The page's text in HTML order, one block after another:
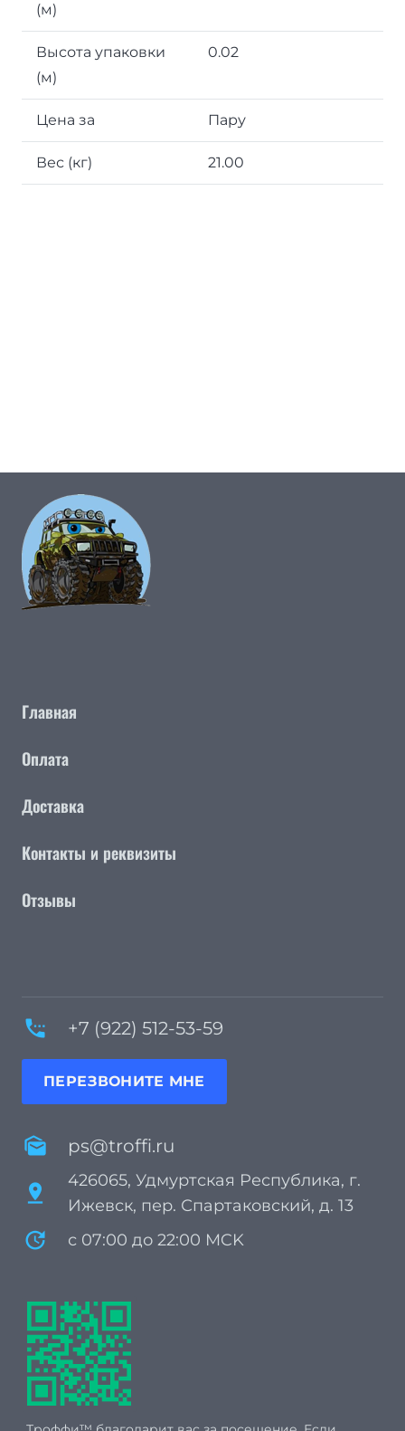
(м)
Высота упаковки
(м)
0.02
Цена за Пару
Вес (кг) 21.00
Главная
Оплата
Доставка
Контакты и реквизиты
Отзывы
settings_phone +7 (922) 512-53-59
ПЕРЕЗВОНИТЕ МНЕ
mark_as_unread ps@troffi.ru
pin_drop
426065, Удмуртская Республика, г.
Ижевск, пер. Спартаковский, д. 13
update с 07:00 до 22:00 MCK